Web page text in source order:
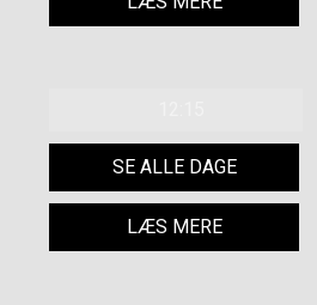
SE ALLE DAGE
LÆS MERE